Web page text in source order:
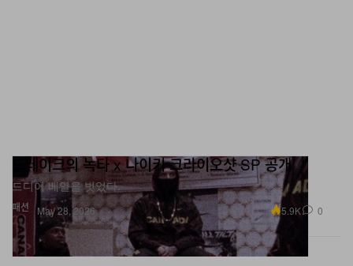
패션
드디어 베일을 벗었다.
May 28, 2026 5.9K